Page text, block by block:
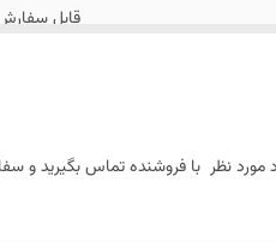
قابل سفارش در
مورد نظر با فروشنده تماس بگیرید و